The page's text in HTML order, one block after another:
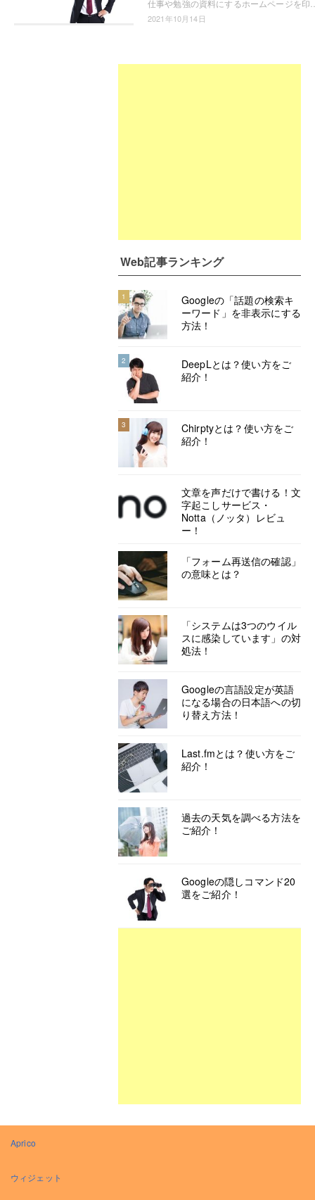
2021年10月14日
Web記事ランキング
1
Googleの「話題の検索キ
ーワード」を非表示にする
方法！
2
DeepLとは？使い方をご
紹介！
3
Chirptyとは？使い方をご
紹介！
文章を声だけで書ける！文
字起こしサービス・
Notta（ノッタ）レビュ
ー！
「フォーム再送信の確認」
の意味とは？
「システムは3つのウイル
スに感染しています」の対
処法！
Googleの言語設定が英語
になる場合の日本語への切
り替え方法！
Last.fmとは？使い方をご
紹介！
過去の天気を調べる方法を
ご紹介！
Googleの隠しコマンド20
選をご紹介！
Aprico
ウィジェット